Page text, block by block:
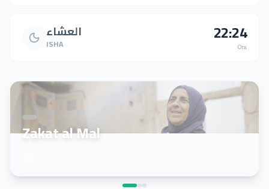
العشاء
ISHA 22:24
Ora
Emergenza Sudan